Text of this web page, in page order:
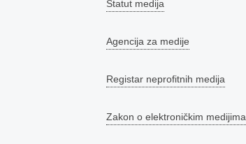
Statut medija
Agencija za medije
Registar neprofitnih medija
Zakon o elektroničkim medijima